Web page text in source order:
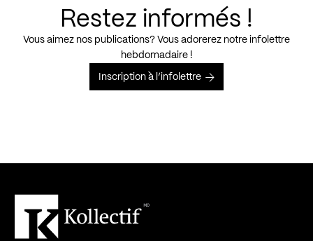
Restez informés !
Vous aimez nos publications? Vous adorerez notre infolettre
hebdomadaire !
Inscription à l’infolettre